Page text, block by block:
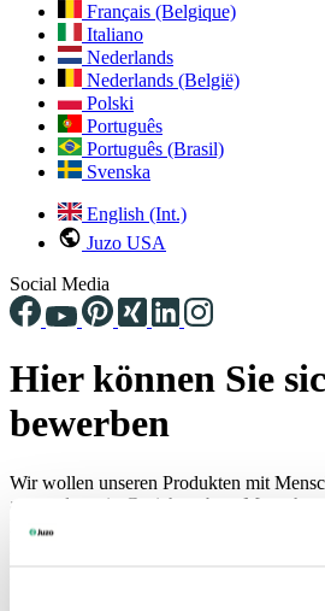
Français (Belgique)
Italiano
Nederlands
Nederlands (België)
Polski
Português
Português (Brasil)
Svenska
English (Int.)
Juzo USA
Social Media
Hier können Sie
bewerben
Wir wollen unseren Produkten mit
anwenden, ein Gesicht geben.
körperlichen Einschränkung (zum
Lebensfreude verbreiten und diese
positive Ausstrahlung ist für uns das